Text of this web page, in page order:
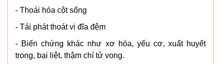
- Thoái hóa cột sống
- Tái phát thoát vị đĩa đệm
- Biến chứng khác như xơ hóa, yếu cơ, xuất huyết
trong, bại liệt, thậm chí tử vong.